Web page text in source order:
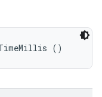
()